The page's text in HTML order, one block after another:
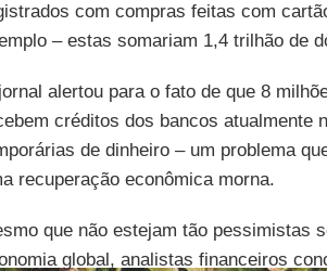
com compras feitas com
– estas somariam 1,4 trilhão de
alertou para o fato de que 8
créditos dos bancos atualmente
de dinheiro – um problema
recuperação econômica morna.
que não estejam tão pessimistas
global, analistas financeiros